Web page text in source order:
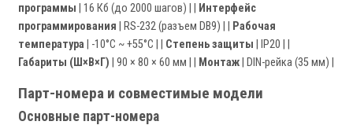
программы | 16 Кб (до 2000 шагов) | |
Интерфейс
программирования | RS-232 (разъем DB9) | |
Рабочая
температура | -10°C ~ +55°C | | Степень защиты | IP20 | |
Габариты (Ш×В×Г) | 90 × 80 × 60 мм | | Монтаж | DIN-рейка (35 мм) |
Парт-номера и совместимые модели
Основные парт-номера